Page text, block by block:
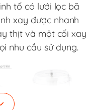
tố có lưới lọc bã
xay được nhanh
thịt và một cối xay
nhu cầu sử dụng.